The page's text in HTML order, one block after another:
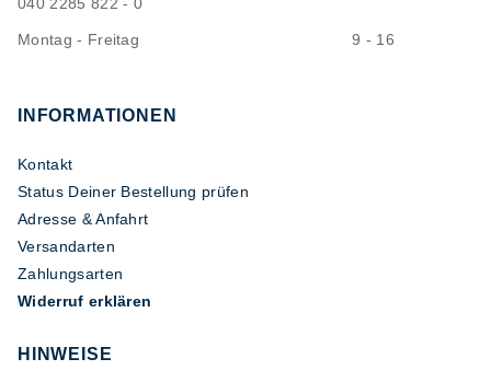
040 2285 822 - 0
Montag - Freitag 9 - 16
INFORMATIONEN
Kontakt
Status Deiner Bestellung prüfen
Adresse & Anfahrt
Versandarten
Zahlungsarten
Widerruf erklären
HINWEISE